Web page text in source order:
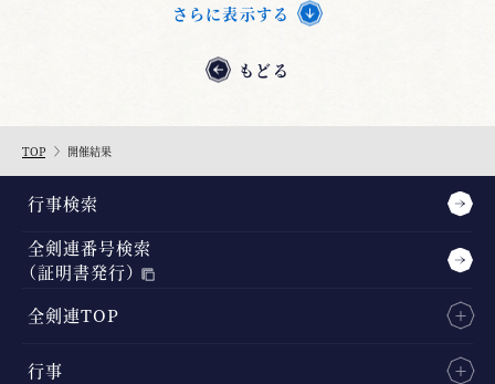
さらに表示する
もどる
TOP 開催結果
行事検索
全剣連番号検索
（証明書発行）
全剣連TOP
行事